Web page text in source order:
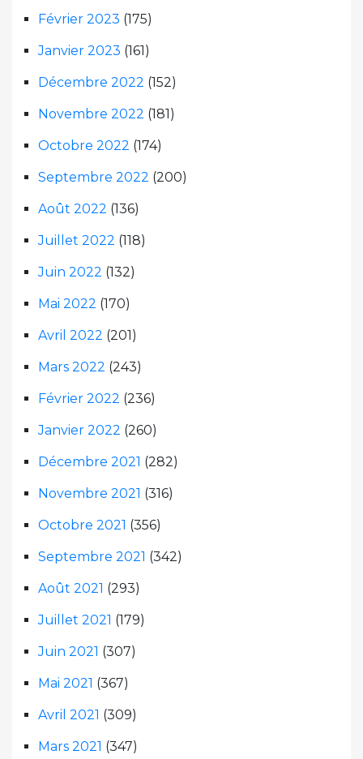
Février 2023 (175)
Janvier 2023 (161)
Décembre 2022 (152)
Novembre 2022 (181)
Octobre 2022 (174)
Septembre 2022 (200)
Août 2022 (136)
Juillet 2022 (118)
Juin 2022 (132)
Mai 2022 (170)
Avril 2022 (201)
Mars 2022 (243)
Février 2022 (236)
Janvier 2022 (260)
Décembre 2021 (282)
Novembre 2021 (316)
Octobre 2021 (356)
Septembre 2021 (342)
Août 2021 (293)
Juillet 2021 (179)
Juin 2021 (307)
Mai 2021 (367)
Avril 2021 (309)
Mars 2021 (347)